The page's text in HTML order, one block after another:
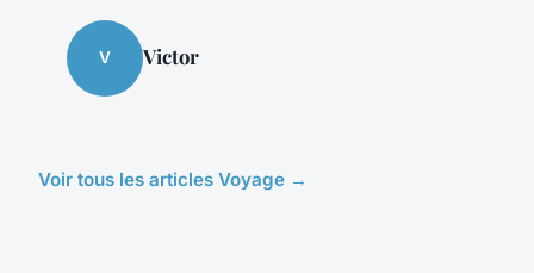
V Victor
Voir tous les articles Voyage →